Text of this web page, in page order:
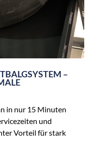
–
in nur 15 Minuten
und
Vorteil für stark